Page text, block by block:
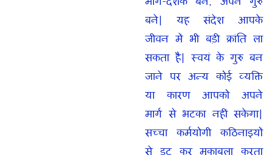
बने| यह संदेश आपके
जीवन में भी बड़ी क्रांति ला
सकता है| स्वयं के गुरु बन
जाने पर अन्य कोई व्यक्ति
या कारण आपको अपने
मार्ग से भटका नहीं सकेगा|
सच्चा कर्मयोगी कठिनाइयों
से डट कर मुकाबला करता